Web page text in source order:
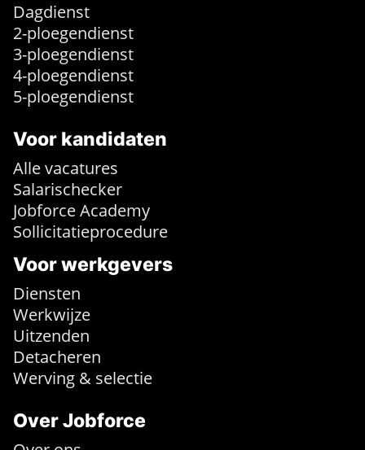
Dagdienst
2-ploegendienst
3-ploegendienst
4-ploegendienst
5-ploegendienst
Voor kandidaten
Alle vacatures
Salarischecker
Jobforce Academy
Sollicitatieprocedure
Voor werkgevers
Diensten
Werkwijze
Uitzenden
Detacheren
Werving & selectie
Over Jobforce